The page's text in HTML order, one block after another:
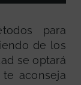
para
de los
se optará
aconseja